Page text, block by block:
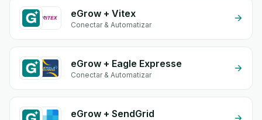
eGrow + Vitex
Conectar & Automatizar
eGrow + Eagle Expresse
Conectar & Automatizar
eGrow + SendGrid